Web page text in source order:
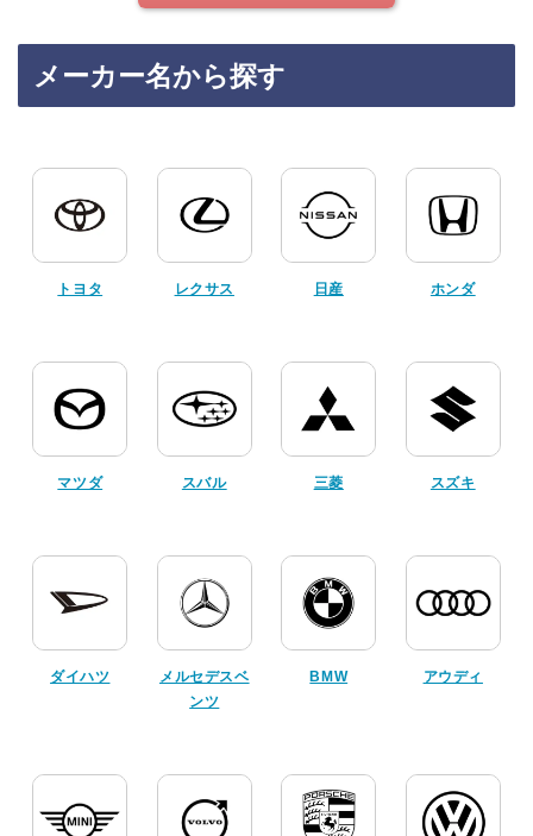
メーカー名から探す
トヨタ レクサス 日産 ホンダ
マツダ スバル 三菱 スズキ
ダイハツ
メルセデスベ
ンツ
BMW アウディ